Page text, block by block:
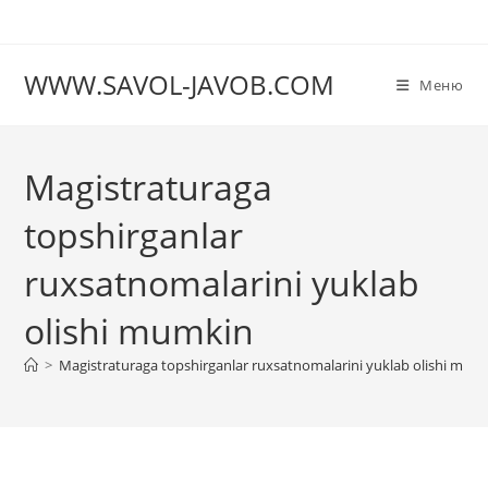
WWW.SAVOL-JAVOB.COM Меню
Magistraturaga
topshirganlar
ruxsatnomalarini yuklab
olishi mumkin
> Magistraturaga topshirganlar ruxsatnomalarini yuklab olishi